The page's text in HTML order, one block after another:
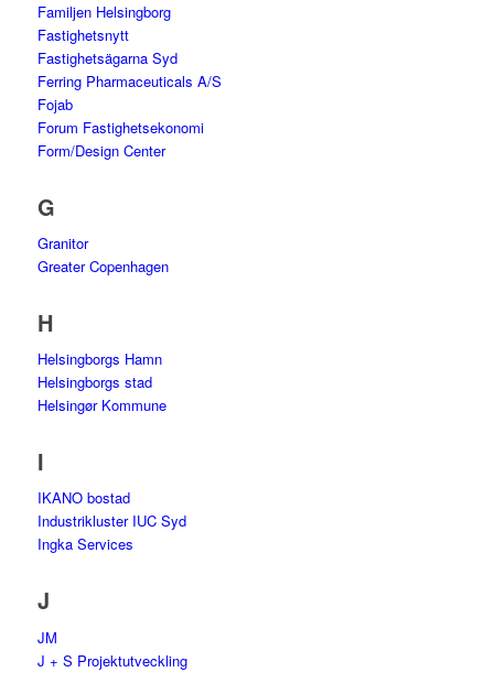
Familjen Helsingborg
Fastighetsnytt
Fastighetsägarna Syd
Ferring Pharmaceuticals A/S
Fojab
Forum Fastighetsekonomi
Form/Design Center
G
Granitor
Greater Copenhagen
H
Helsingborgs Hamn
Helsingborgs stad
Helsingør Kommune
I
IKANO bostad
Industrikluster IUC Syd
Ingka Services
J
JM
J + S Projektutveckling